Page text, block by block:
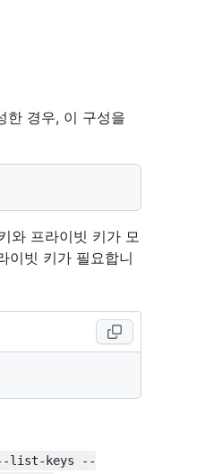
한 경우, 이 구성을
와 프라이빗 키가 모
이빗 키가 필요합니
--list-keys --